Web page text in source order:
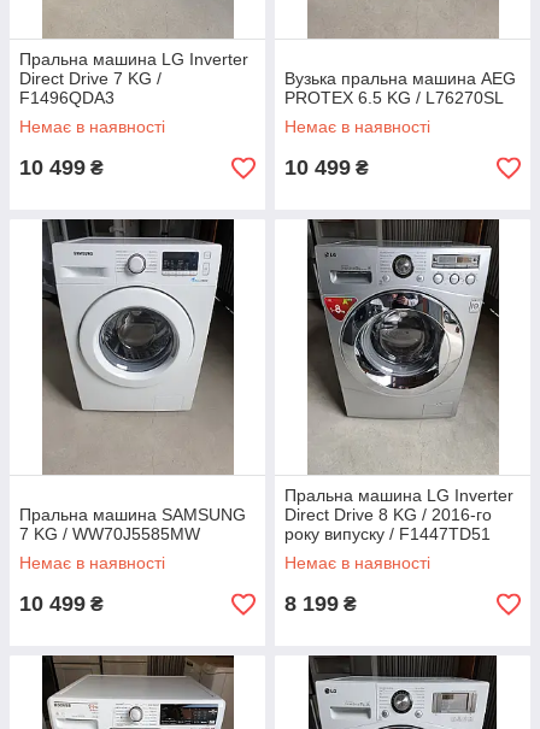
Пральна машина LG Inverter
Direct Drive 7 KG /
F1496QDA3
Немає в наявності
10 499 ₴
Вузька пральна машина AEG
PROTEX 6.5 KG / L76270SL
Немає в наявності
10 499 ₴
Пральна машина SAMSUNG
7 KG / WW70J5585MW
Немає в наявності
10 499 ₴
Пральна машина LG Inverter
Direct Drive 8 KG / 2016-го
року випуску / F1447TD51
Немає в наявності
8 199 ₴